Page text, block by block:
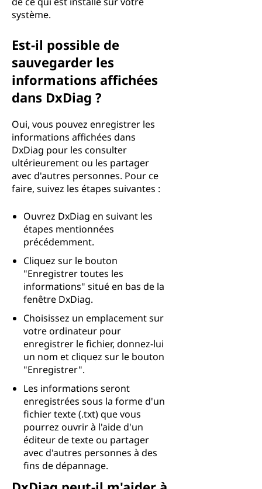
système.
Est-il possible de
sauvegarder les
informations affichées
dans DxDiag ?
Oui, vous pouvez enregistrer les
informations affichées dans
DxDiag pour les consulter
ultérieurement ou les partager
avec d'autres personnes. Pour ce
faire, suivez les étapes suivantes :
Ouvrez DxDiag en suivant les
étapes mentionnées
précédemment.
Cliquez sur le bouton
"Enregistrer toutes les
informations" situé en bas de la
fenêtre DxDiag.
Choisissez un emplacement sur
votre ordinateur pour
enregistrer le fichier, donnez-lui
un nom et cliquez sur le bouton
"Enregistrer".
Les informations seront
enregistrées sous la forme d'un
fichier texte (.txt) que vous
pourrez ouvrir à l'aide d'un
éditeur de texte ou partager
avec d'autres personnes à des
fins de dépannage.